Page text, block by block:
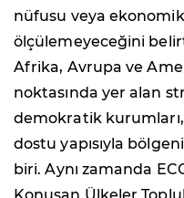
nüfusu veya
ölçülemeyeceğini
Afrika, Avrupa ve
noktasında yer alan
demokratik kurumları,
dostu yapısıyla
biri. Aynı zamanda